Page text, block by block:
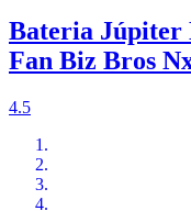
Bateria Júpiter
Fan Biz Bros
4.5